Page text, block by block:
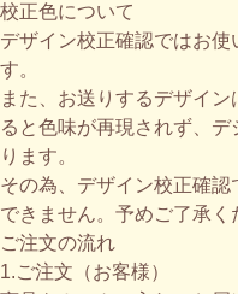
校正色について
デザイン校正確認ではお使
す。
また、お送りするデザイ
ると色味が再現されず、
ります。
その為、デザイン校正確
できません。予めご了承く
ご注文の流れ
1.ご注文（お客様）